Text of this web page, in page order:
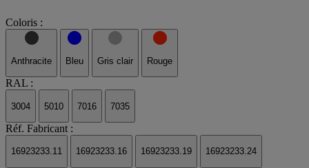
Coloris :
Anthracite Bleu Gris clair Rouge
RAL :
3004 5010 7016 7035
Réf. Fabricant :
16923233.11 16923233.16 16923233.19 16923233.24